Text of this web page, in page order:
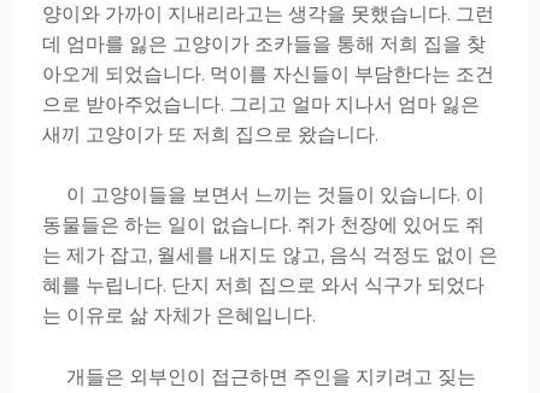
양이와 가까이 지내리라고는 생각을 못했습니다. 그런
데 엄마를 잃은 고양이가 조카들을 통해 저희 집을 찾
아오게 되었습니다. 먹이를 자신들이 부담한다는 조건
으로 받아주었습니다. 그리고 얼마 지나서 엄마 잃은
새끼 고양이가 또 저희 집으로 왔습니다.
이 고양이들을 보면서 느끼는 것들이 있습니다. 이
동물들은 하는 일이 없습니다. 쥐가 천장에 있어도 쥐
는 제가 잡고, 월세를 내지도 않고, 음식 걱정도 없이 은
혜를 누립니다. 단지 저희 집으로 와서 식구가 되었다
는 이유로 삶 자체가 은혜입니다.
개들은 외부인이 접근하면 주인을 지키려고 짖는